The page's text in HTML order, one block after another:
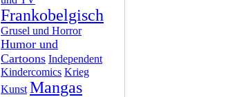
Frankobelgisch
Grusel und Horror
Humor und
Cartoons Independent
Kindercomics Krieg
Kunst Mangas